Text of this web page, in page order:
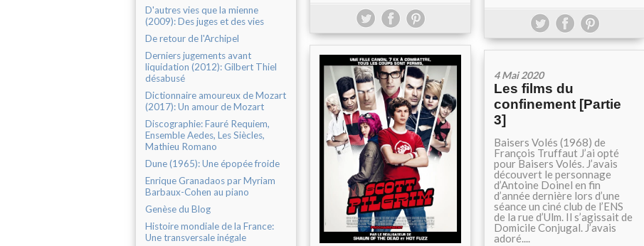
D'autres vies que la mienne
(2009): Des juges et des vies
De retour de l'Archipel
Derniers jugements avant
liquidation (2012): Gilbert Thiel
désabusé
Dictionnaire amoureux de Mozart
(2017): Un amour de Mozart
Discographie: Fauré Requiem,
Ensemble Aedes, Les Siècles,
Mathieu Romano
Dune (1965): Une épopée froide
Enrique Granadaos par Myriam
Barbaux-Cohen au piano
Genèse du Blog
Histoire mondiale de la France:
Une transversale inégale
4 Mai 2020
Les films du
confinement [Partie
3]
Baisers Volés (1968) de
François Truffaut J’ai opté
pour Baisers Volés. J’avais
découvert le personnage
d’Antoine Doinel en fin
d’année dernière lors d’une
séance un ciné club de l’ENS
de la rue d’Ulm. Il s’agissait de
Domicile Conjugal. J’avais
adoré....